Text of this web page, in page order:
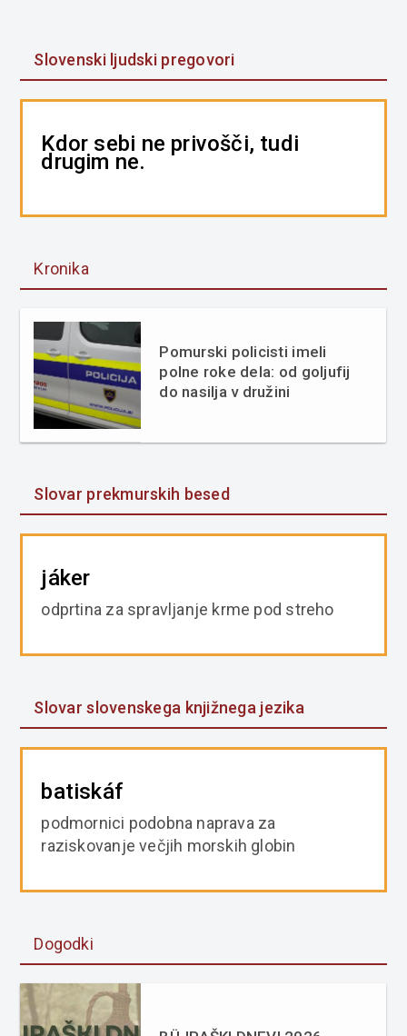
Slovenski ljudski pregovori
Kdor sebi ne privošči, tudi
drugim ne.
Kronika
Pomurski policisti imeli
polne roke dela: od goljufij
do nasilja v družini
Slovar prekmurskih besed
jáker
odprtina za spravljanje krme pod streho
Slovar slovenskega knjižnega jezika
batiskáf
podmornici podobna naprava za
raziskovanje večjih morskih globin
Dogodki